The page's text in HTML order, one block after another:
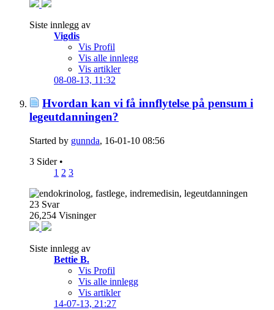
Siste innlegg av
Vigdis
Vis Profil
Vis alle innlegg
Vis artikler
08-08-13, 11:32
Hvordan kan vi få innflytelse på pensum i
legeutdanningen?
Started by gunnda, 16-01-10 08:56
3 Sider •
1 2 3
23 Svar
26,254 Visninger
Siste innlegg av
Bettie B.
Vis Profil
Vis alle innlegg
Vis artikler
14-07-13, 21:27